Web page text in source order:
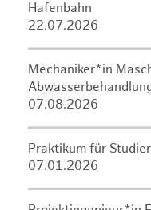
Hafenbahn
22.07.2026
Mechaniker*in
07.08.2026
Praktikum für
07.01.2026